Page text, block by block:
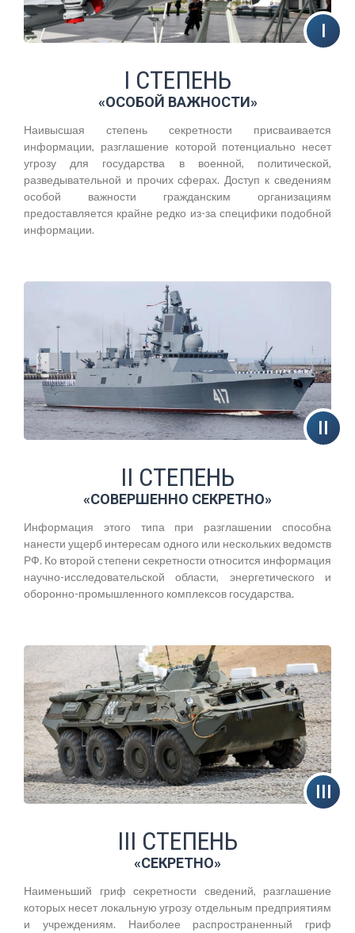
I СТЕПЕНЬ
«ОСОБОЙ ВАЖНОСТИ»
Наивысшая степень секретности присваивается
информации, разглашение которой потенциально несет
угрозу для государства в военной, политической,
разведывательной и прочих сферах. Доступ к сведениям
особой важности гражданским организациям
предоставляется крайне редко из-за специфики подобной
информации.
II СТЕПЕНЬ
«СОВЕРШЕННО СЕКРЕТНО»
Информация этого типа при разглашении способна
нанести ущерб интересам одного или нескольких ведомств
РФ. Ко второй степени секретности относится информация
научно-исследовательской области, энергетического и
оборонно-промышленного комплексов государства.
III СТЕПЕНЬ
«СЕКРЕТНО»
Наименьший гриф секретности сведений, разглашение
которых несет локальную угрозу отдельным предприятиям
и учреждениям. Наиболее распространенный гриф